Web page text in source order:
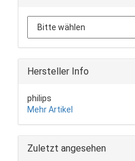
Hersteller Info
philips
Mehr Artikel
Zuletzt angesehen